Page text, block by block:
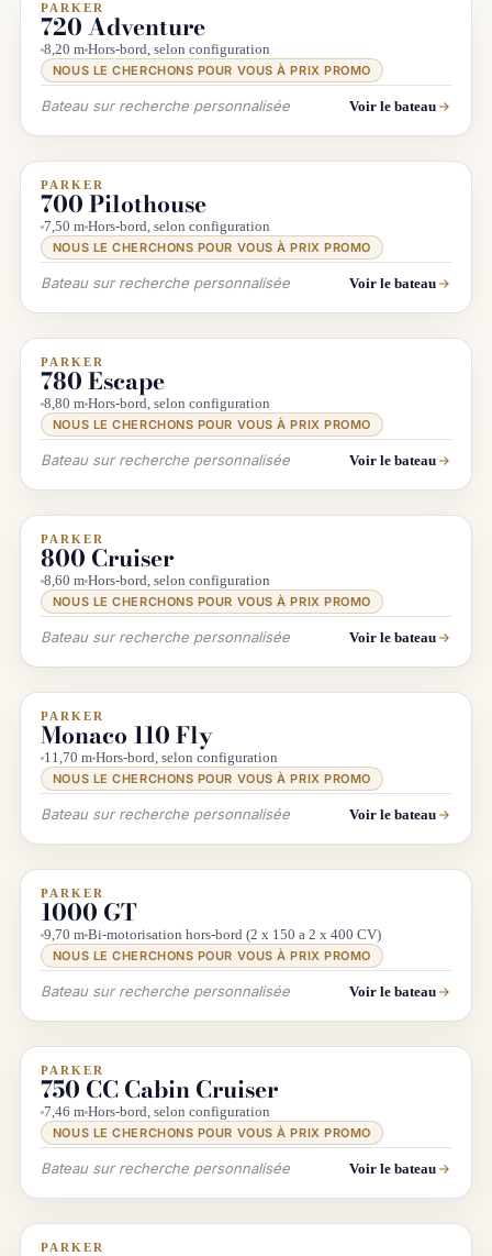
INFO & RECHERCHE
PARKER
720 Adventure
8,20 m Hors-bord, selon configuration
NOUS LE CHERCHONS POUR VOUS À PRIX PROMO
Bateau sur recherche personnalisée Voir le bateau
INFO & RECHERCHE
PARKER
700 Pilothouse
7,50 m Hors-bord, selon configuration
NOUS LE CHERCHONS POUR VOUS À PRIX PROMO
Bateau sur recherche personnalisée Voir le bateau
INFO & RECHERCHE
PARKER
780 Escape
8,80 m Hors-bord, selon configuration
NOUS LE CHERCHONS POUR VOUS À PRIX PROMO
Bateau sur recherche personnalisée Voir le bateau
INFO & RECHERCHE
PARKER
800 Cruiser
8,60 m Hors-bord, selon configuration
NOUS LE CHERCHONS POUR VOUS À PRIX PROMO
Bateau sur recherche personnalisée Voir le bateau
INFO & RECHERCHE
PARKER
Monaco 110 Fly
11,70 m Hors-bord, selon configuration
NOUS LE CHERCHONS POUR VOUS À PRIX PROMO
Bateau sur recherche personnalisée Voir le bateau
INFO & RECHERCHE
PARKER
1000 GT
9,70 m Bi-motorisation hors-bord (2 x 150 a 2 x 400 CV)
NOUS LE CHERCHONS POUR VOUS À PRIX PROMO
Bateau sur recherche personnalisée Voir le bateau
INFO & RECHERCHE
PARKER
750 CC Cabin Cruiser
7,46 m Hors-bord, selon configuration
NOUS LE CHERCHONS POUR VOUS À PRIX PROMO
Bateau sur recherche personnalisée Voir le bateau
INFO & RECHERCHE
PARKER